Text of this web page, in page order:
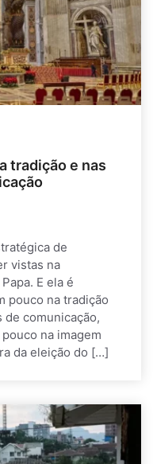
tradição e nas
de
vistas na
E ela é
pouco na tradição
de comunicação,
na imagem
da eleição do […]